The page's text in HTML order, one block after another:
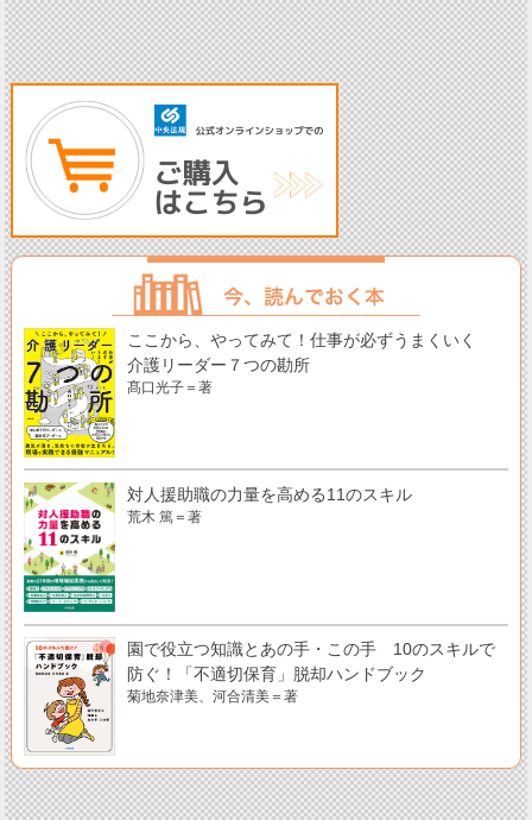
ここから、やってみて！仕事が必ずうまくいく
介護リーダー７つの勘所
髙口光子＝著
対人援助職の力量を高める11のスキル
荒木 篤＝著
園で役立つ知識とあの手・この手 10のスキルで
防ぐ！「不適切保育」脱却ハンドブック
菊地奈津美、河合清美＝著